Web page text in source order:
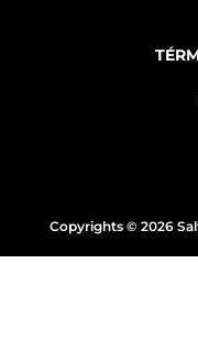
Copyrights © 2026